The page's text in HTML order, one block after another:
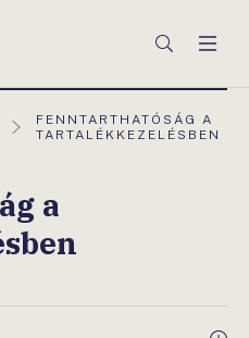
Keresés
AKTUÁLIS
OLDAL:
FENNTARTHATÓSÁG A
TARTALÉKKEZELÉSBEN
a